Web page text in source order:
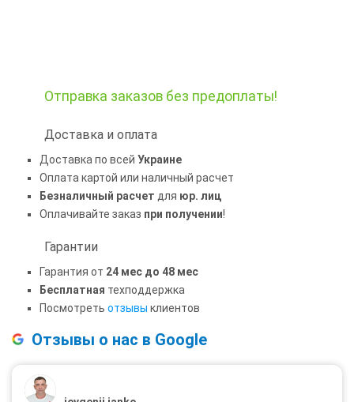
Отправка заказов без предоплаты!
Доставка и оплата
Доставка по всей Украине
Оплата картой или наличный расчет
Безналичный расчет для юр. лиц
Оплачивайте заказ при получении!
Гарантии
Гарантия от 24 мес до 48 мес
Бесплатная техподдержка
Посмотреть отзывы клиентов
Отзывы о нас в Google